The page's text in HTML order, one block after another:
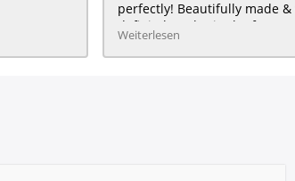
perfectly! Beautifully made &
definitely order in the future :)
HAPPY customer for me & my
Weiterlesen